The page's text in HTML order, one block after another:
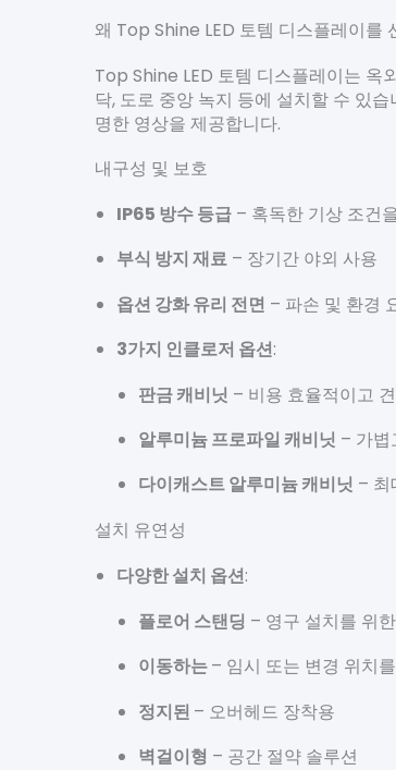
왜 Top Shine LED 토템 디스플레이를
Top Shine LED 토템 디스플레이는 옥
닥, 도로 중앙 녹지 등에 설치할 수 있
명한 영상을 제공합니다.
내구성 및 보호
IP65 방수 등급 – 혹독한 기상 조건
부식 방지 재료 – 장기간 야외 사용
옵션 강화 유리 전면 – 파손 및 환경
3가지 인클로저 옵션:
판금 캐비닛 – 비용 효율적이고
알루미늄 프로파일 캐비닛 – 가볍
다이캐스트 알루미늄 캐비닛 – 최
설치 유연성
다양한 설치 옵션:
플로어 스탠딩 – 영구 설치를 위
이동하는– 임시 또는 변경 위치
정지된 – 오버헤드 장착용
벽걸이형 – 공간 절약 솔루션